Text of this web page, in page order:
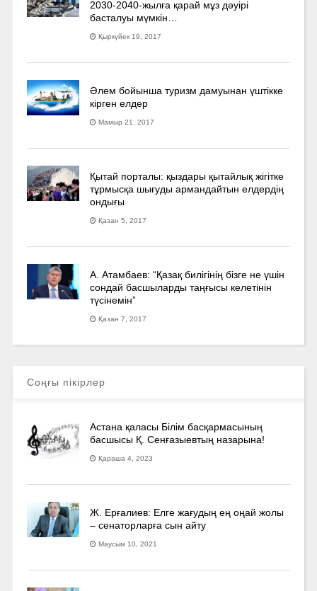
2030-2040­-жылға қарай мұз дәуірі
басталуы мүмкін…
Қыркүйек 19, 2017
Әлем бойынша туризм дамуынан үштікке
кірген елдер
Мамыр 21, 2017
Қытай порталы: қыздары қытайлық жігітке
тұрмысқа шығуды армандайтын елдердің
ондығы
Қазан 5, 2017
А. Атамбаев: “Қазақ билігінің бізге не үшін
сондай басшыларды таңғысы келетінін
түсінемін”
Қазан 7, 2017
Соңғы пікірлер
Астана қаласы Білім басқармасының
басшысы Қ. Сенғазыевтың назарына!
Қараша 4, 2023
Ж. Ерғалиев: Елге жағудың ең оңай жолы
– сенаторларға сын айту
Маусым 10, 2021